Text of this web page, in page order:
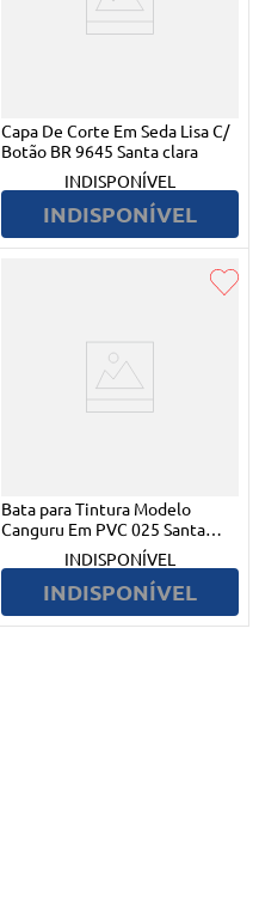
Capa De Corte Em Seda Lisa C/
Botão BR 9645 Santa clara
INDISPONÍVEL
INDISPONÍVEL
Bata para Tintura Modelo
Canguru Em PVC 025 Santa
INDISPONÍVEL
INDISPONÍVEL